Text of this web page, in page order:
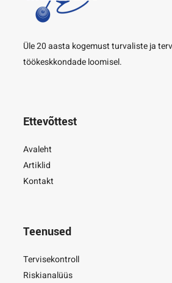
Üle 20 aasta kogemust turvaliste ja
töökeskkondade loomisel.
Ettevõttest
Avaleht
Artiklid
Kontakt
Teenused
Tervisekontroll
Riskianalüüs